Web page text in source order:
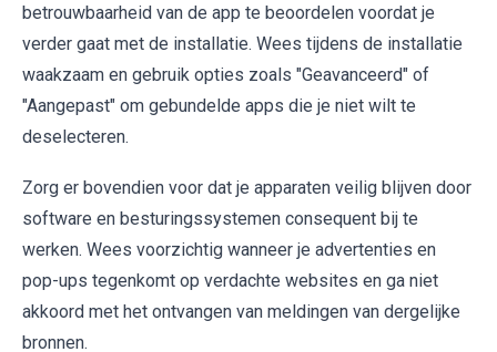
betrouwbaarheid van de app te beoordelen voordat je
verder gaat met de installatie. Wees tijdens de installatie
waakzaam en gebruik opties zoals "Geavanceerd" of
"Aangepast" om gebundelde apps die je niet wilt te
deselecteren.
Zorg er bovendien voor dat je apparaten veilig blijven door
software en besturingssystemen consequent bij te
werken. Wees voorzichtig wanneer je advertenties en
pop-ups tegenkomt op verdachte websites en ga niet
akkoord met het ontvangen van meldingen van dergelijke
bronnen.